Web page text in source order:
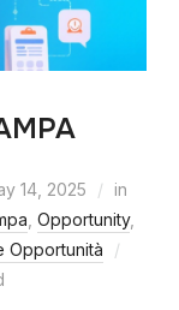
14, 2025
in
Opportunity,
Opportunità